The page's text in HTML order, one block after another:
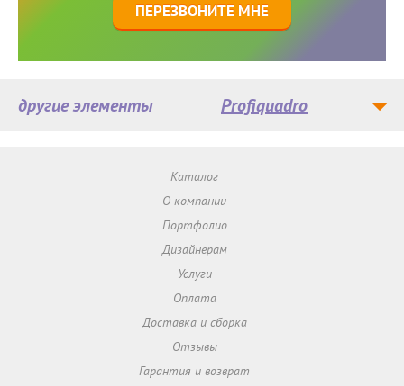
ПЕРЕЗВОНИТЕ МНЕ
другие элементы Profiquadro
Каталог
О компании
Портфолио
Дизайнерам
Услуги
Оплата
Доставка и сборка
Отзывы
Гарантия и возврат